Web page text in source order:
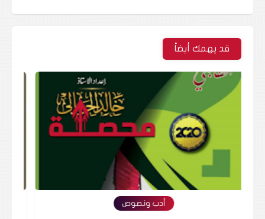
قد يهمك أيضاً
أدب ونصوص